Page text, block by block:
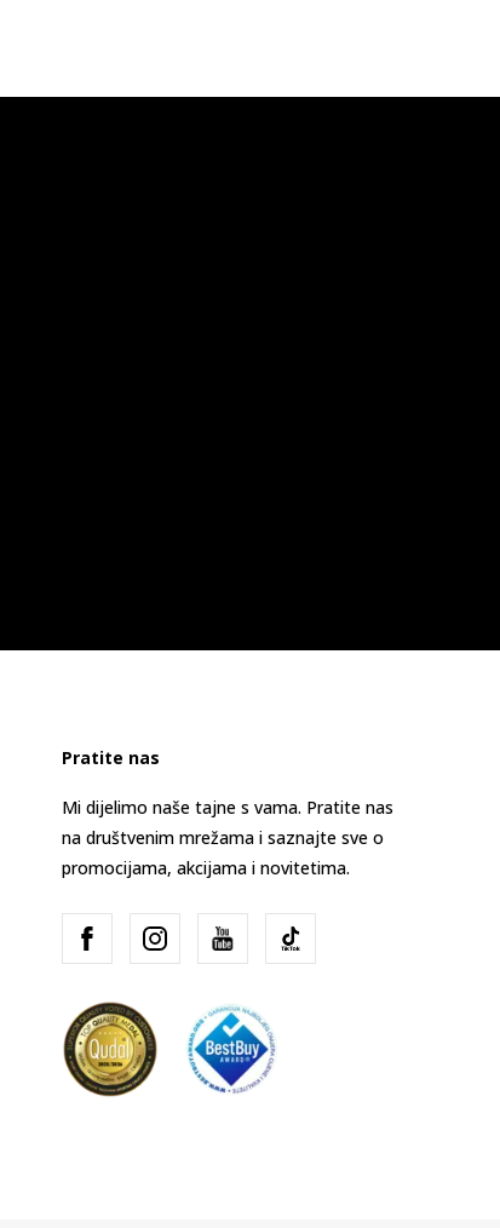
Pratite nas
Mi dijelimo naše tajne s vama. Pratite nas
na društvenim mrežama i saznajte sve o
promocijama, akcijama i novitetima.